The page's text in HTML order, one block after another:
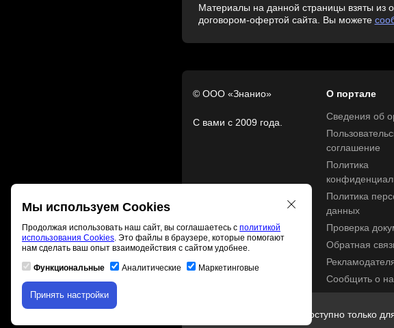
Материалы на данной страницы взяты из
договором-офертой сайта. Вы можете
Скачивание материала доступно только
© ООО «Знанио»
С вами с 2009 года.
О портале
Сведения об
соглашение
Политика
Политика
данных
Проверка
Обратная
Сообщить о
Мы используем Cookies
Продолжая использовать наш сайт, вы соглашаетесь с политикой
использования Cookies. Это файлы в браузере, которые помогают
нам сделать ваш опыт взаимодействия с сайтом удобнее.
Функциональные Аналитические Маркетинговые
Принять настройки